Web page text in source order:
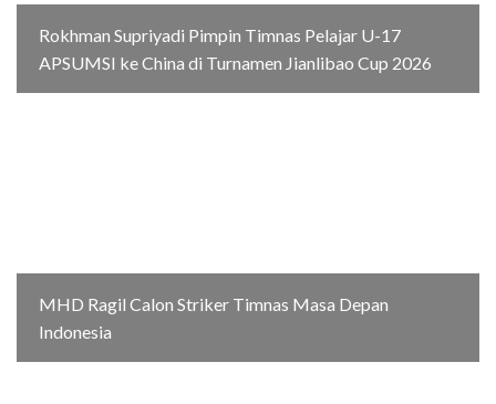
Rokhman Supriyadi Pimpin Timnas Pelajar U-17
APSUMSI ke China di Turnamen Jianlibao Cup 2026
MHD Ragil Calon Striker Timnas Masa Depan
Indonesia